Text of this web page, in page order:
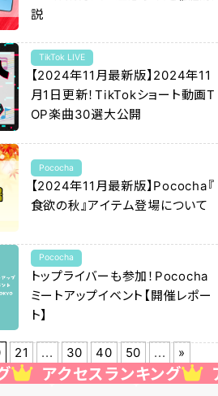
説
TikTok LIVE
【2024年11月最新版】2024年11
月1日更新！TikTokショート動画T
OP楽曲30選大公開
Pococha
【2024年11月最新版】Pococha『
食欲の秋』アイテム登場について
Pococha
トップライバーも参加！Pococha
ミートアップイベント【開催レポー
ト】
21 ... 30 40 50 ... »
アクセスランキング アク